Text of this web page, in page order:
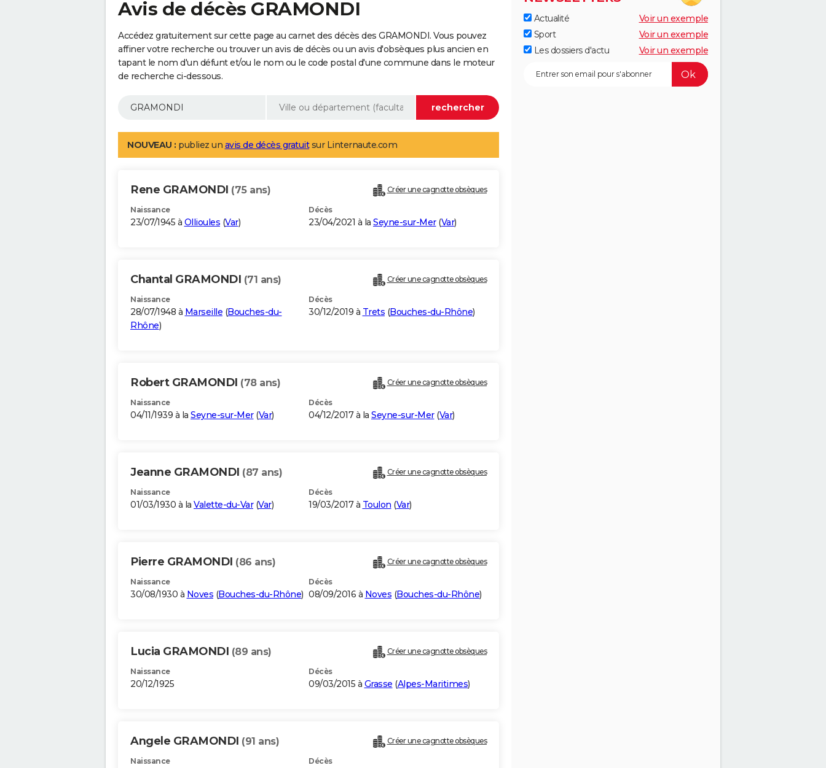
Avis de décès GRAMONDI
Accédez gratuitement sur cette page au carnet des décès des GRAMONDI. Vous pouvez
affiner votre recherche ou trouver un avis de décès ou un avis d'obsèques plus ancien en
tapant le nom d'un défunt et/ou le nom ou le code postal d'une commune dans le moteur
de recherche ci-dessous.
NOUVEAU : publiez un avis de décès gratuitsur Linternaute.com
Rene GRAMONDI (75 ans) Créer une cagnotte obsèques
Naissance
23/07/1945 à Ollioules (Var)
Décès
23/04/2021 à la Seyne-sur-Mer(Var)
Chantal GRAMONDI (71 ans) Créer une cagnotte obsèques
Naissance
28/07/1948 à Marseille (Bouches-du-
Rhône)
Décès
30/12/2019 à Trets (Bouches-du-Rhône)
Robert GRAMONDI (78 ans) Créer une cagnotte obsèques
Naissance
04/11/1939 à la Seyne-sur-Mer(Var)
Décès
04/12/2017 à la Seyne-sur-Mer(Var)
Jeanne GRAMONDI (87 ans) Créer une cagnotte obsèques
Naissance
01/03/1930 à la Valette-du-Var(Var)
Décès
19/03/2017 à Toulon (Var)
Pierre GRAMONDI (86 ans) Créer une cagnotte obsèques
Naissance
30/08/1930 à Noves (Bouches-du-Rhône)
Décès
08/09/2016 à Noves (Bouches-du-Rhône)
Lucia GRAMONDI (89 ans) Créer une cagnotte obsèques
Naissance
20/12/1925
Décès
09/03/2015 à Grasse (Alpes-Maritimes)
Angele GRAMONDI (91 ans) Créer une cagnotte obsèques
Naissance Décès
Actualité
Voir un exemple
Sport
Voir un exemple
Les dossiers d'actu
Voir un exemple